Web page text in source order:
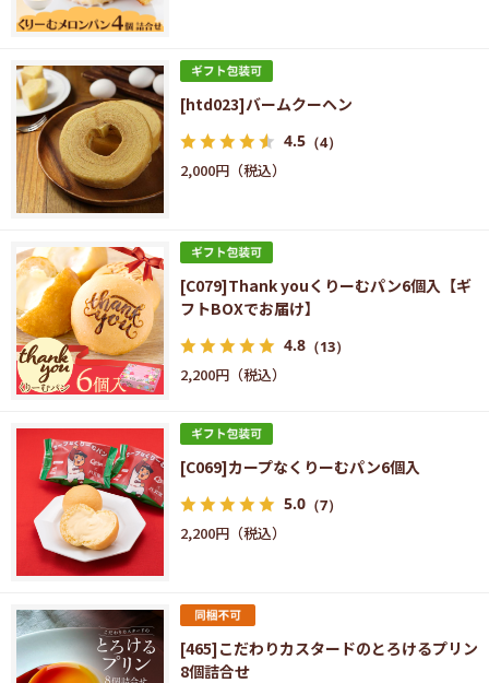
[htd023]バームクーヘン
4.5 （4）
2,000円
[C079]Thank youくりーむパン6個入【ギ
フトBOXでお届け】
4.8 （13）
2,200円
[C069]カープなくりーむパン6個入
5.0 （7）
2,200円
[465]こだわりカスタードのとろけるプリン
8個詰合せ